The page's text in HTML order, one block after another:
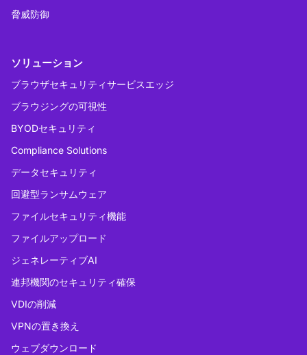
脅威防御
ソリューション
ブラウザセキュリティサービスエッジ
ブラウジングの可視性
BYODセキュリティ
Compliance Solutions
データセキュリティ
回避型ランサムウェア
ファイルセキュリティ機能
ファイルアップロード
ジェネレーティブAI
連邦機関のセキュリティ確保
VDIの削減
VPNの置き換え
ウェブダウンロード